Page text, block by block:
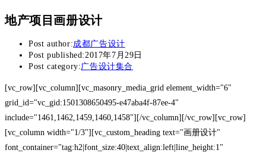
地产项目画册设计
Post author:成都广告设计
Post published:2017年7月29日
Post category:广告设计集合
[vc_row][vc_column][vc_masonry_media_grid element_width="6"
grid_id="vc_gid:1501308650495-e47aba4f-87ee-4"
include="1461,1462,1459,1460,1458"][/vc_column][/vc_row][vc_row]
[vc_column width="1/3"][vc_custom_heading text="画册设计"
font_container="tag:h2|font_size:40|text_align:left|line_height:1"